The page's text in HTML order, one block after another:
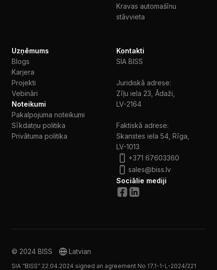
Kravas automašīnu
stāvvieta
Uzņēmums
Blogs
Karjera
Projekti
Vebināri
Noteikumi
Pakalpojuma noteikumi
Sīkdatņu politika
Privātuma politika
Kontakti
SIA BISS
Juridiskā adrese:
Zīļu iela 23, Ādaži,
LV-2164
Faktiskā adrese:
Skanstes iela 54, Rīga,
LV-1013
+371 67603360
sales@biss.lv
Sociālie mediji
© 2024 BISS Latvian
SIA “BISS” 22.04.2024 signed an agreement No 17.1-1-L-2024/221